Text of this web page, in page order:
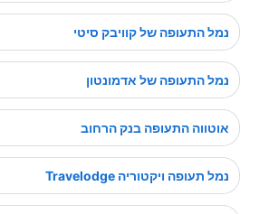
נמל התעופה של קוויבק סיטי
נמל התעופה של אדמונטון
אוטווה התעופה בנק הרחוב
נמל תעופה ויקטוריה Travelodge